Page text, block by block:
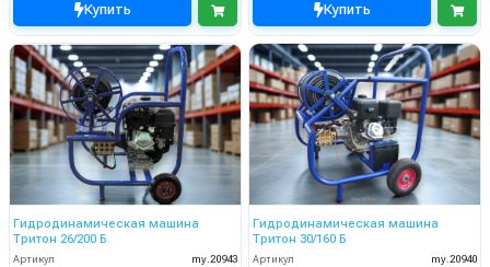
Купить Купить
Гидродинамическая машина
Тритон 26/200 Б
Артикул
my.20943
Гидродинамическая машина
Тритон 30/160 Б
Артикул
my.20940